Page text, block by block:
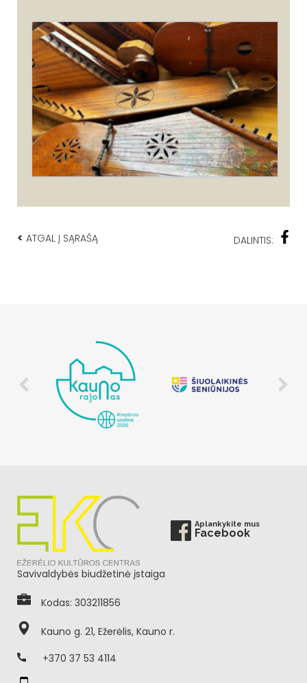
< ATGAL Į SĄRAŠĄ DALINTIS:
Aplankykite mus
Facebook
Savivaldybės biudžetinė įstaiga
Kodas: 303211856
Kauno g. 21, Ežerėlis, Kauno r.
+370 37 53 4114